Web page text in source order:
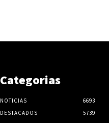
Categorias
NOTICIAS
6693
DESTACADOS
5739